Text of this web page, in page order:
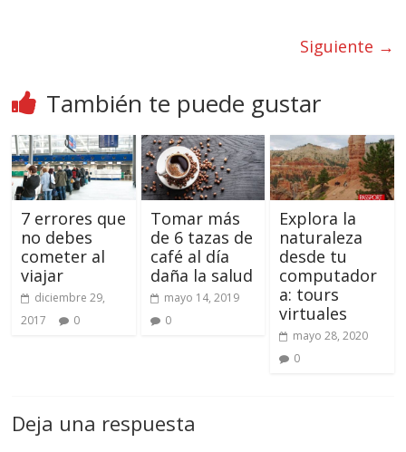
Siguiente →
También te puede gustar
7 errores que
no debes
cometer al
viajar
diciembre 29,
2017
0
Tomar más
de 6 tazas de
café al día
daña la salud
mayo 14, 2019
0
Explora la
naturaleza
desde tu
computador
a: tours
virtuales
mayo 28, 2020
0
Deja una respuesta